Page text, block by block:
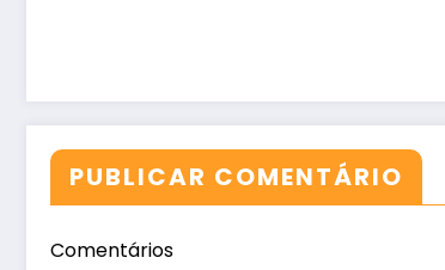
PUBLICAR COMENTÁRIO
Comentários